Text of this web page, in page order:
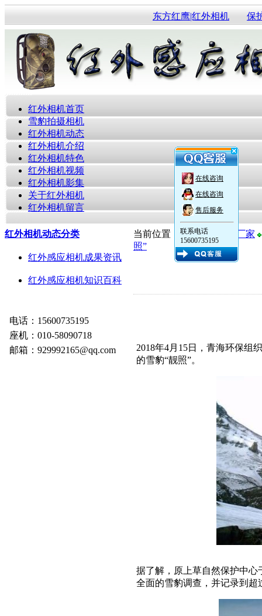
东方红鹰|红外相机 保
红外相机首页
雪豹拍摄相机
红外相机动态
红外相机介绍
红外相机特色
红外相机视频
红外相机影集
关于红外相机
红外相机留言
红外相机动态分类
红外感应相机成果资讯
红外感应相机知识百科
电话：15600735195
座机：010-58090718
邮箱：929992165@qq.com
当前位置： 红外感应相机厂家
照”
2018年4月15日，青海环保组
的雪豹“靓照”。
据了解，原上草自然保护中心
全面的雪豹调查，并记录到超
在线咨询
在线咨询
售后服务
联系电话
15600735195